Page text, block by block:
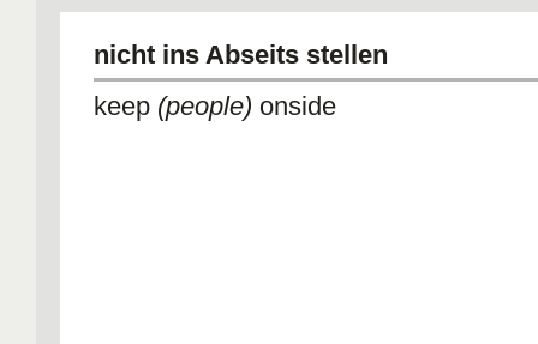
nicht ins Abseits stellen
keep (people) onside